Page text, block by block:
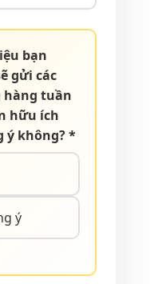
bạn
gửi các
hàng tuần
hữu ích
ý không? *
ý